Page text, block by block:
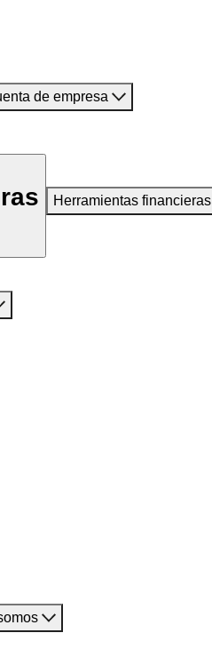
de empresa
Herramientas financieras